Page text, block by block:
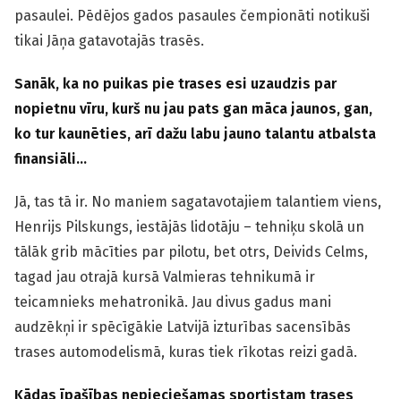
pasaulei. Pēdējos gados pasaules čempionāti notikuši
tikai Jāņa gatavotajās trasēs.
Sanāk, ka no puikas pie trases esi uzaudzis par
nopietnu vīru, kurš nu jau pats gan māca jaunos, gan,
ko tur kaunēties, arī dažu labu jauno talantu atbalsta
finansiāli…
Jā, tas tā ir. No maniem sagatavotajiem talantiem viens,
Henrijs Pilskungs, iestājās lidotāju – tehniķu skolā un
tālāk grib mācīties par pilotu, bet otrs, Deivids Celms,
tagad jau otrajā kursā Valmieras tehnikumā ir
teicamnieks mehatronikā. Jau divus gadus mani
audzēkņi ir spēcīgākie Latvijā izturības sacensībās
trases automodelismā, kuras tiek rīkotas reizi gadā.
Kādas īpašības nepieciešamas sportistam trases